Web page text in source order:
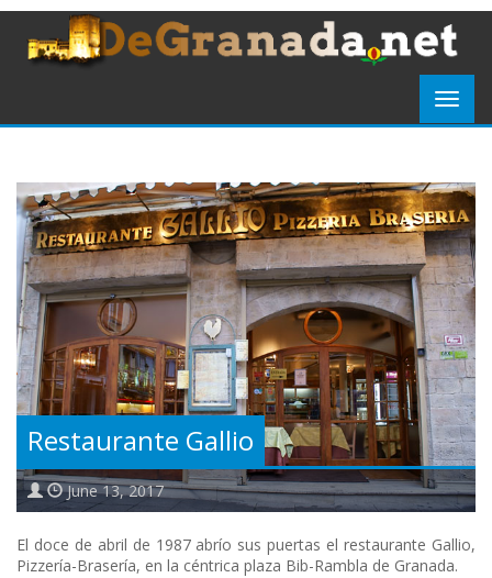
Restaurante Gallio
June 13, 2017
El doce de abril de 1987 abrío sus puertas el restaurante Gallio,
Pizzería-Brasería, en la céntrica plaza Bib-Rambla de Granada.